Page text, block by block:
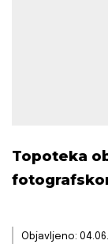
Topoteka
Objavljeno: